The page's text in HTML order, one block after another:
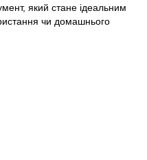
який стане ідеальним
чи домашнього